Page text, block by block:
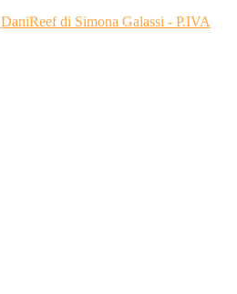
DaniReef di Simona Galassi - P.IVA